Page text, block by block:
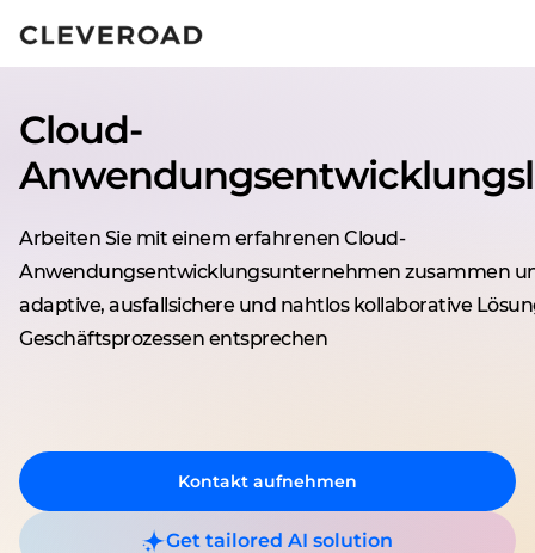
KI-gestützte Entwicklung
Cloud-
Arbeiten Sie mit einem erfahrenen Cloud-
Anwendungsentwicklungsunternehmen zusammen
adaptive, ausfallsichere und nahtlos kollaborative
Geschäftsprozessen entsprechen
Kontakt aufnehmen
Get tailored AI solution